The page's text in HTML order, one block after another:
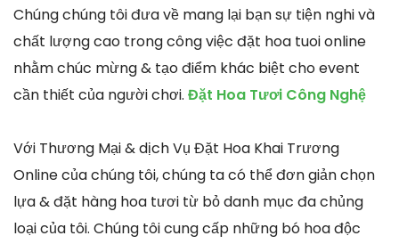
Chúng chúng tôi đưa về mang lại bạn sự tiện nghi và
chất lượng cao trong công việc đặt hoa tuoi online
nhằm chúc mừng & tạo điểm khác biệt cho event
cần thiết của người chơi. Đặt Hoa Tươi Công Nghệ
Với Thương Mại & dịch Vụ Đặt Hoa Khai Trương
Online của chúng tôi, chúng ta có thể đơn giản chọn
lựa & đặt hàng hoa tươi từ bỏ danh mục đa chủng
loại của tôi. Chúng tôi cung cấp những bó hoa độc